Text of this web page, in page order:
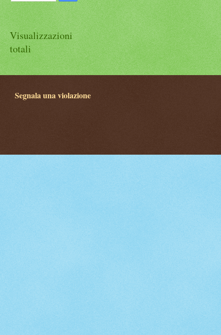
Visualizzazioni
totali
Segnala una violazione